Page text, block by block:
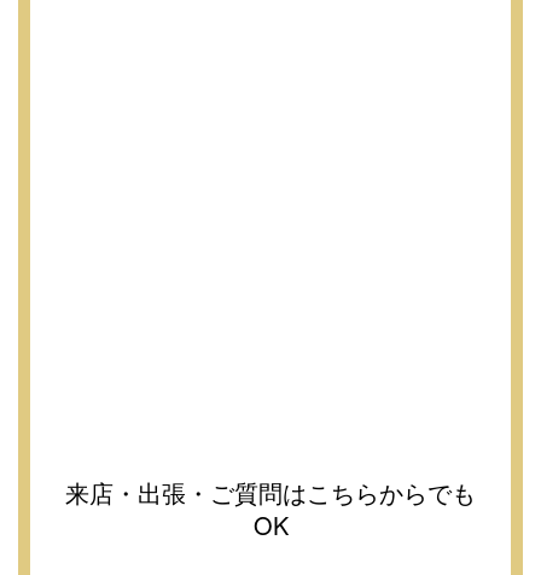
来店・出張・ご質問はこちらからでも
OK